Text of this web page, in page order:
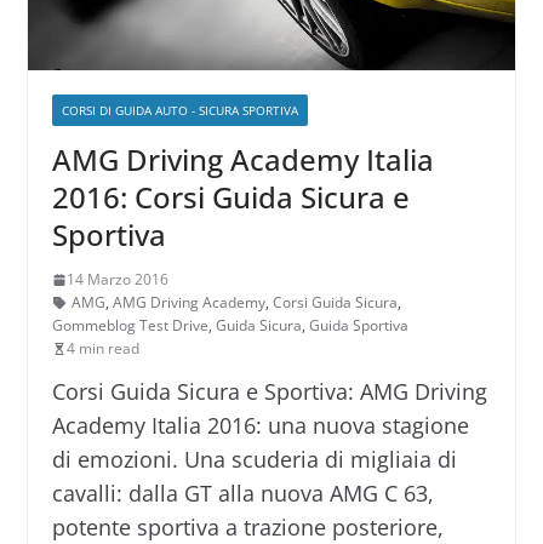
CORSI DI GUIDA AUTO - SICURA SPORTIVA
AMG Driving Academy Italia
2016: Corsi Guida Sicura e
Sportiva
14 Marzo 2016
AMG, AMG Driving Academy, Corsi Guida Sicura,
Gommeblog Test Drive, Guida Sicura, Guida Sportiva
4 min read
Corsi Guida Sicura e Sportiva: AMG Driving
Academy Italia 2016: una nuova stagione
di emozioni. Una scuderia di migliaia di
cavalli: dalla GT alla nuova AMG C 63,
potente sportiva a trazione posteriore,